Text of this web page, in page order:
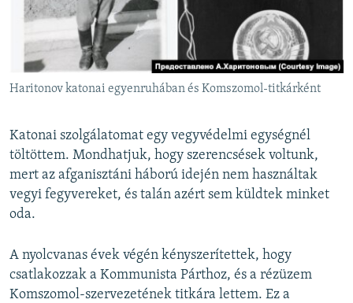
Haritonov katonai egyenruhában és Komszomol-titkárként
Katonai szolgálatomat egy vegyvédelmi egységnél
töltöttem. Mondhatjuk, hogy szerencsések voltunk,
mert az afganisztáni háború idején nem használtak
vegyi fegyvereket, és talán azért sem küldtek minket
oda.
A nyolcvanas évek végén kényszerítettek, hogy
csatlakozzak a Kommunista Párthoz, és a rézüzem
Komszomol-szervezetének titkára lettem. Ez a